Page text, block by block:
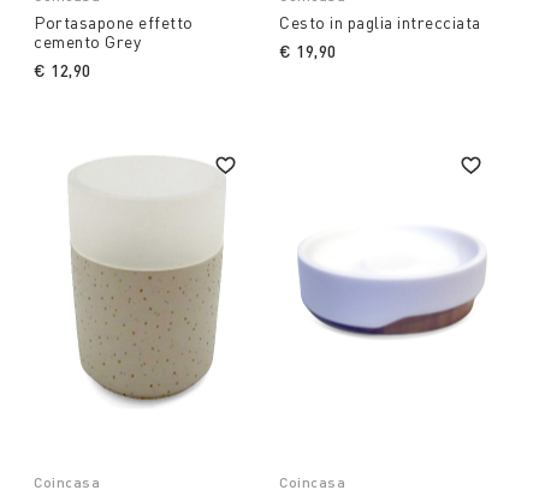
Portasapone effetto
cemento Grey
€ 12,90
Cesto in paglia intrecciata
€ 19,90
Coincasa Coincasa